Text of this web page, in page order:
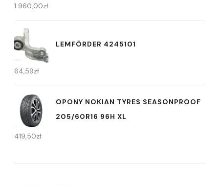
1 960,00zł
LEMFÖRDER 4245101
64,59zł
OPONY NOKIAN TYRES SEASONPROOF
205/60R16 96H XL
419,50zł